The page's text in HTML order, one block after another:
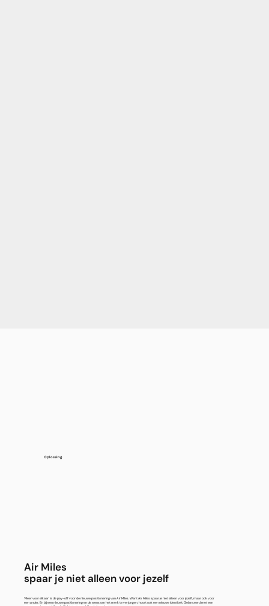
Oplossing.
Air Miles
spaar je niet alleen voor jezelf
‘Meer voor elkaar' is de pay-off voor de nieuwe positionering van Air Miles. Want Air Miles spaar je niet alleen voor jezelf, maar ook voor
een ander. En bij een nieuwe positionering en de wens om het merk te verjongen, hoort ook een nieuwe identiteit. Gelanceerd met een